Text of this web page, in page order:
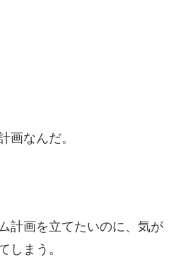
画なんだ。
計画を立てたいのに、気が
しまう。